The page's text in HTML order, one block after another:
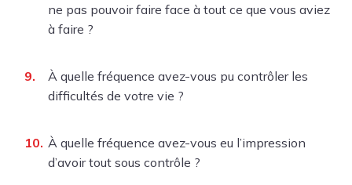
ne pas pouvoir faire face à tout ce que vous aviez
à faire ?
À quelle fréquence avez-vous pu contrôler les
difficultés de votre vie ?
À quelle fréquence avez-vous eu l’impression
d’avoir tout sous contrôle ?